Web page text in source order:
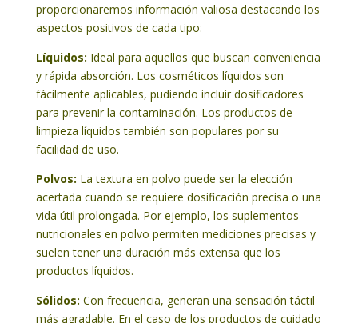
proporcionaremos información valiosa destacando los
aspectos positivos de cada tipo:
Líquidos: Ideal para aquellos que buscan conveniencia
y rápida absorción. Los cosméticos líquidos son
fácilmente aplicables, pudiendo incluir dosificadores
para prevenir la contaminación. Los productos de
limpieza líquidos también son populares por su
facilidad de uso.
Polvos: La textura en polvo puede ser la elección
acertada cuando se requiere dosificación precisa o una
vida útil prolongada. Por ejemplo, los suplementos
nutricionales en polvo permiten mediciones precisas y
suelen tener una duración más extensa que los
productos líquidos.
Sólidos: Con frecuencia, generan una sensación táctil
más agradable. En el caso de los productos de cuidado